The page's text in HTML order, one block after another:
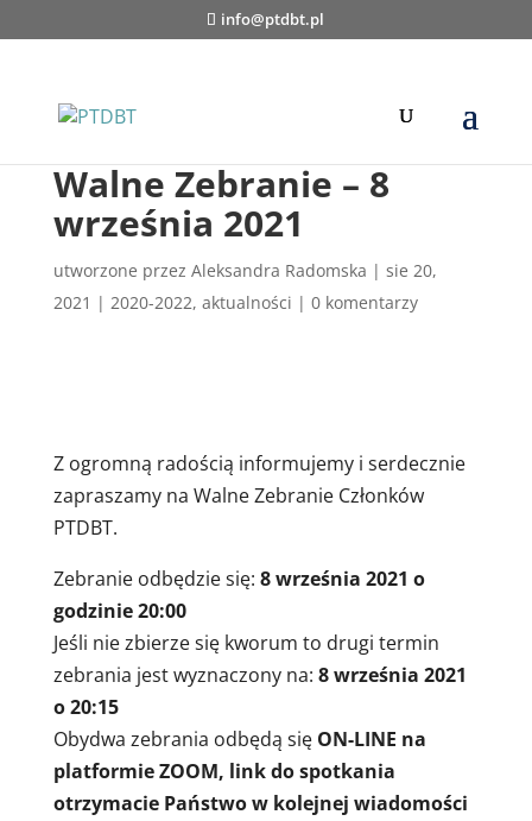
info@ptdbt.pl
Walne Zebranie – 8
września 2021
utworzone przez Aleksandra Radomska | sie 20,
2021 | 2020-2022, aktualności | 0 komentarzy
Z ogromną radością informujemy i serdecznie
zapraszamy na Walne Zebranie Członków
PTDBT.
Zebranie odbędzie się: 8 września 2021 o
godzinie 20:00
Jeśli nie zbierze się kworum to drugi termin
zebrania jest wyznaczony na: 8 września 2021
o 20:15
Obydwa zebrania odbędą się ON-LINE na
platformie ZOOM, link do spotkania
otrzymacie Państwo w kolejnej wiadomości